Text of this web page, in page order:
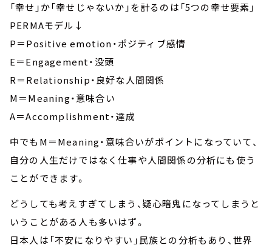
「幸せ」か「幸せじゃないか」を計るのは「5つの幸せ要素」
PERMAモデル↓
P＝Positive emotion・ポジティブ感情
E＝Engagement・没頭
R＝Relationship・良好な人間関係
M＝Meaning・意味合い
A＝Accomplishment・達成
中でもM＝Meaning・意味合いがポイントになっていて、
自分の人生だけではなく仕事や人間関係の分析にも使う
ことができます。
どうしても考えすぎてしまう、疑心暗鬼になってしまうと
いうことがある人も多いはず。
日本人は「不安になりやすい」民族との分析もあり、世界